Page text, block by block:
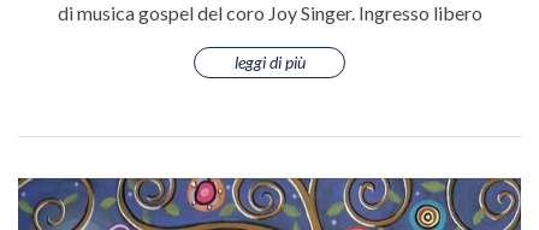
di musica gospel del coro Joy Singer. Ingresso libero
leggi di più